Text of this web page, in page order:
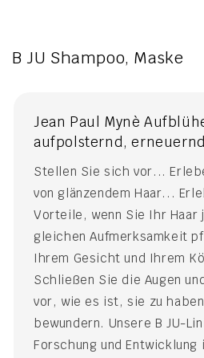
B JU Shampoo, Maske
Jean Paul Mynè
aufpolsternd,
Stellen Sie sich vor...
von glänzendem Haar...
Vorteile, wenn Sie Ihr Haar
gleichen Aufmerksamkeit
Ihrem Gesicht und Ihrem
Schließen Sie die Augen
vor, wie es ist, sie zu
bewundern. Unsere B JU-
Forschung und Entwicklung